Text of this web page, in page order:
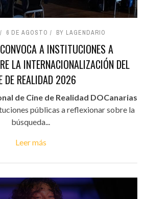
6 DE AGOSTO BY LAGENDARIO
A INSTITUCIONES A
LA INTERNACIONALIZACIÓN DEL
DE REALIDAD 2026
de Cine de Realidad DOCanarias
públicas a reflexionar sobre la
búsqueda...
Leer más